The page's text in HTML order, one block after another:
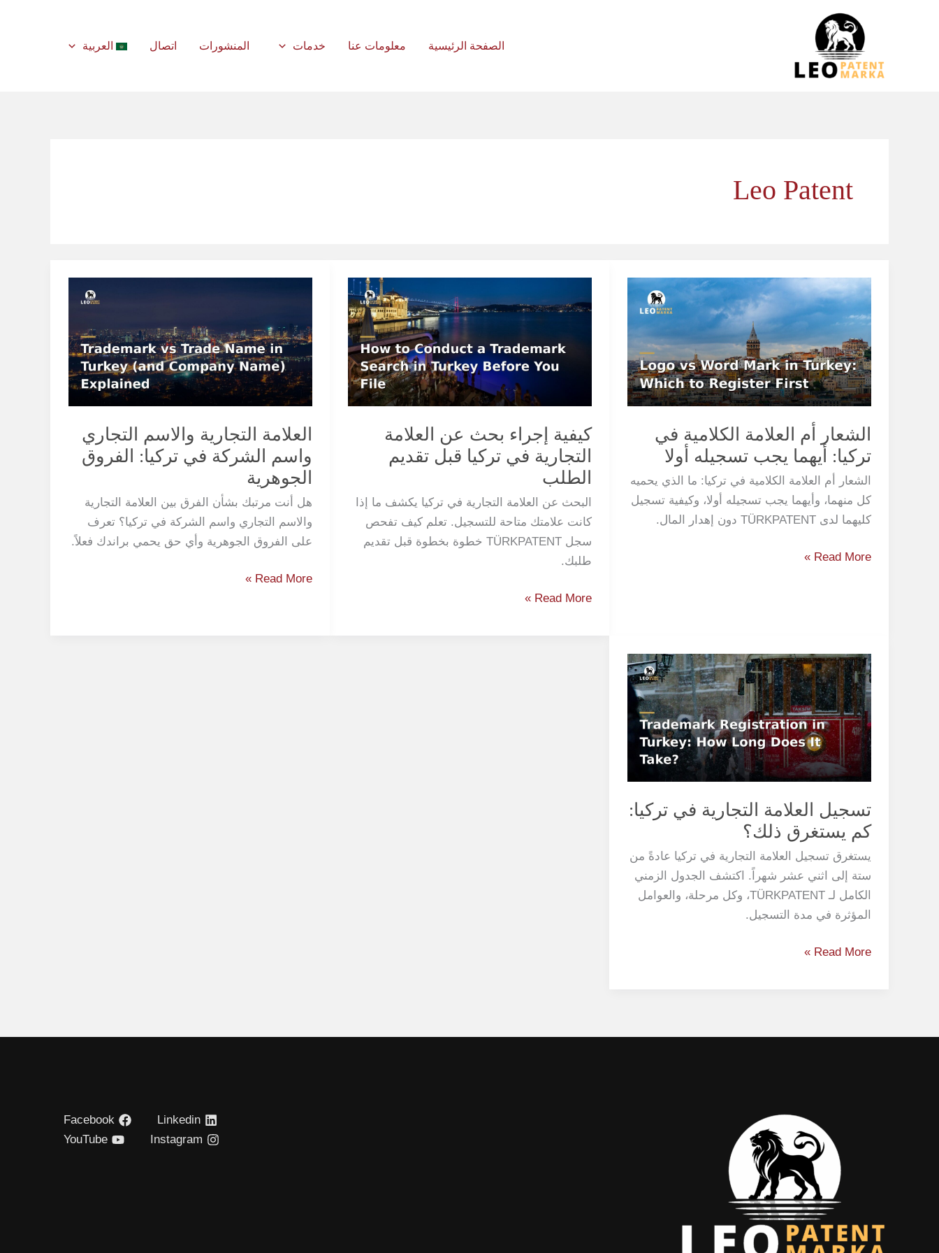
الصفحة الرئيسية معلومات عنا خدمات المنشورات اتصال العربية
Leo Patent
الشعار أم العلامة الكلامية في
تركيا: أيهما يجب تسجيله أولا
الشعار أم العلامة الكلامية في تركيا: ما الذي يحميه
كل منهما، وأيهما يجب تسجيله أولا، وكيفية تسجيل
كليهما لدى TÜRKPATENT دون إهدار المال.
الشعار
أم
العلامة
الكلامية
في
تركيا:
أيهما
يجب
تسجيله
أولا
Read More »
كيفية إجراء بحث عن العلامة
التجارية في تركيا قبل تقديم
الطلب
البحث عن العلامة التجارية في تركيا يكشف ما إذا
كانت علامتك متاحة للتسجيل. تعلم كيف تفحص
سجل TÜRKPATENT خطوة بخطوة قبل تقديم
طلبك.
إجراء
في
تركيا
قبل
تقديم
الطلب
Read More »
العلامة التجارية والاسم التجاري
واسم الشركة في تركيا: الفروق
الجوهرية
هل أنت مرتبك بشأن الفرق بين العلامة التجارية
والاسم التجاري واسم الشركة في تركيا؟ تعرف
على الفروق الجوهرية وأي حق يحمي براندك فعلاً.
والاسم
التجاري
واسم
الشركة
في
تركيا:
الفروق
الجوهرية
Read More »
تسجيل العلامة التجارية في تركيا:
كم يستغرق ذلك؟
يستغرق تسجيل العلامة التجارية في تركيا عادةً من
ستة إلى اثني عشر شهراً. اكتشف الجدول الزمني
الكامل لـ TÜRKPATENT، وكل مرحلة، والعوامل
المؤثرة في مدة التسجيل.
تسجيل
العلامة
التجارية
في
تركيا:
كم
يستغرق
Read More »
Linkedin
Facebook
Instagram
YouTube